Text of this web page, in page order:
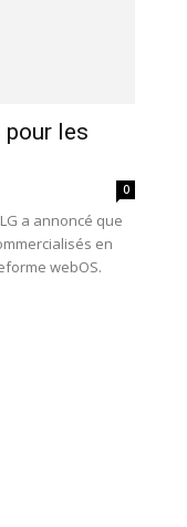
pour les
0
a annoncé que
en
webOS.